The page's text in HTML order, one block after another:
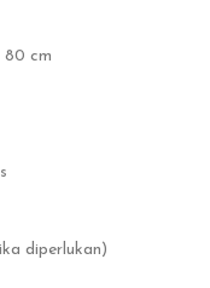
80 cm
diperlukan)